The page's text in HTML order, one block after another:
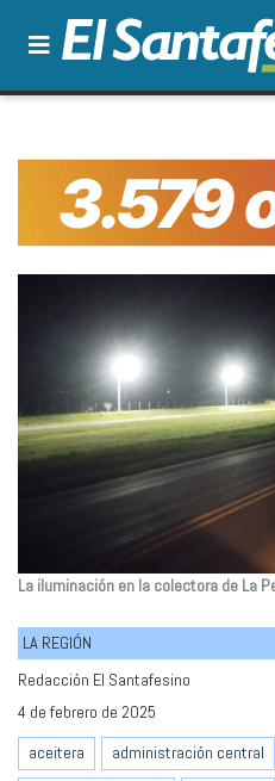
La iluminación en la colectora de La
LA REGIÓN
Redacción El Santafesino
4 de febrero de 2025
aceitera
administración central